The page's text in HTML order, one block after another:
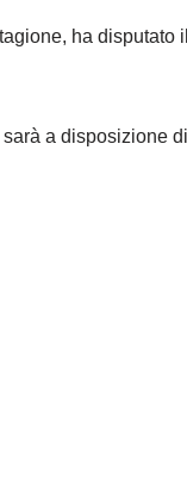
ha
sarà a disposizione